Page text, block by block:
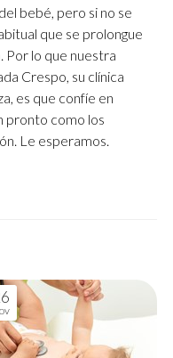
bebé, pero si no se
que se prolongue
. Por lo que nuestra
Crespo, su clínica
es que confíe en
pronto como los
Le esperamos.